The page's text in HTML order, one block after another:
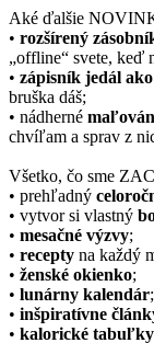
Aké ďalšie
• rozšírený
„offline“ svete, keď
• zápisník jedál
bruška dáš;
• nádherné
chvíľam a sprav z
Všetko, čo sme
• prehľadný
• vytvor si vlastný
• mesačné výzvy;
• recepty na každý
• ženské okienko;
• lunárny kalendár;
• inšpiratívne
• kalorické tabuľky